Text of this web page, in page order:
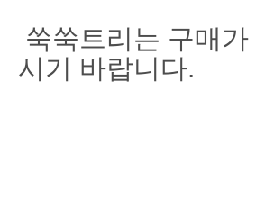
쑥쑥트리는 구매
시기 바랍니다.